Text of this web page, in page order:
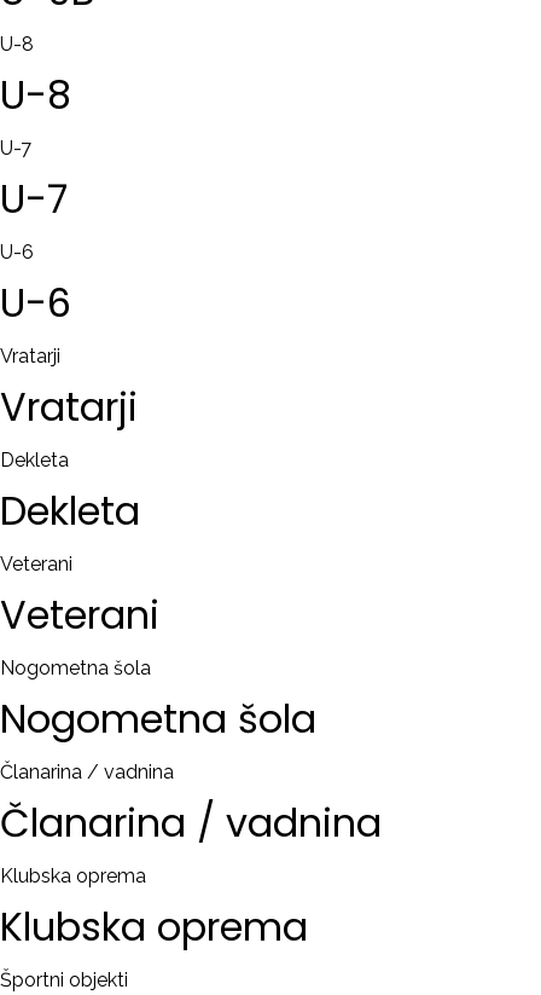
U-8
U-8
U-7
U-7
U-6
U-6
Vratarji
Vratarji
Dekleta
Dekleta
Veterani
Veterani
Nogometna šola
Nogometna šola
Članarina / vadnina
Članarina / vadnina
Klubska oprema
Klubska oprema
Športni objekti